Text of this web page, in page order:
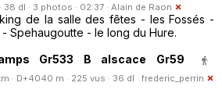
dl · 3 photos · 02:37 · Alain de Raon
de la salle des fêtes - les Fossés -
Spehaugoutte - le long du Hure.
Gr533 B alscace Gr59
· D+4040 m · 225 vus · 36 dl · frederic_perrin